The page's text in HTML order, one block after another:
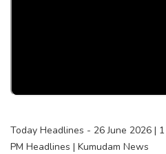
Today Headlines - 26 June 2026 |
PM Headlines | Kumudam News